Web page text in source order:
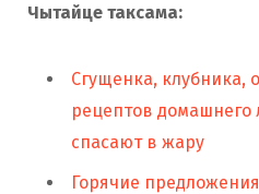
Чытайце таксама:
Сгущенка, клубника,
рецептов домашнего
спасают в жару
Горячие